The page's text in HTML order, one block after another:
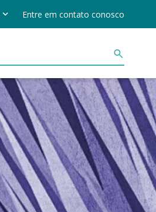
Entre em contato conosco